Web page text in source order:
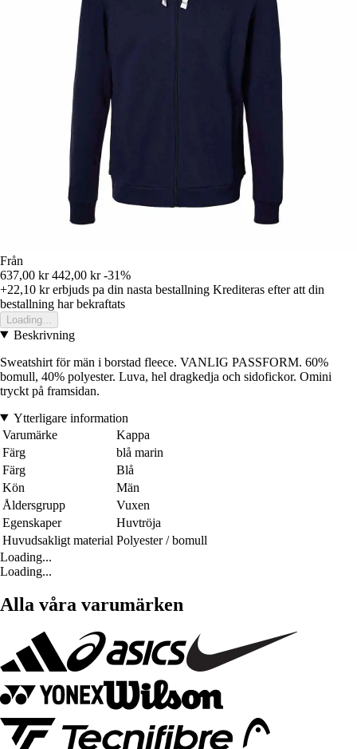
Från
637,00 kr 442,00 kr -31%
+22,10 krerbjuds pa din nasta bestallning Krediteras efter att din
bestallning har bekraftats
Loading...
Beskrivning
Sweatshirt för män i borstad fleece. VANLIG PASSFORM. 60%
bomull, 40% polyester. Luva, hel dragkedja och sidofickor. Omini
tryckt på framsidan.
Ytterligare information
Varumärke
Kappa
Färg
blå marin
Färg
Blå
Kön
Män
Åldersgrupp
Vuxen
Egenskaper
Huvtröja
Huvudsakligt material Polyester / bomull
Loading...
Loading...
Alla våra varumärken